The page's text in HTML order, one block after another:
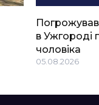
в Ужгороді
чоловіка
05.08.2026